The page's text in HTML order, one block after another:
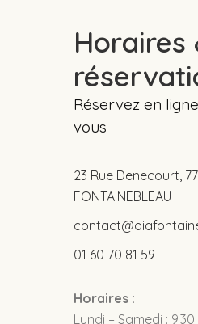
Horaires
Réservez en
vous
23 Rue Denecourt,
FONTAINEBLEAU
01 60 70 81 59
Horaires :
Lundi – Samedi : 9.30